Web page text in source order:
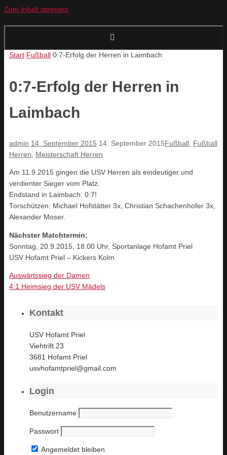
Zum Inhalt springen
Start Fußball 0:7-Erfolg der Herren in Laimbach
0:7-Erfolg der Herren in
Laimbach
admin 14. September 2015 14. September 2015 Fußball
Fußball
Herren
Meisterschaft Herren
Am 11.9.2015 gingen die USV Herren als eindeutiger und
verdienter Sieger vom Platz.
Endstand in Laimbach: 0:7!
Torschützen: Michael Hofstätter 3x, Christian Schachenhofer 3x,
Alexander Moser.
Nächster Matchtermin:
Sonntag, 20.9.2015, 18.00 Uhr, Sportanlage Hofamt Priel
USV Hofamt Priel – Kickers Kolm
Auswärtssieg der Damen
4:1 Heimsieg der USV Mädels
Kontakt
USV Hofamt Priel
Viehtrift 23
3681 Hofamt Priel
usvhofamtpriel@gmail.com
Login
Benutzername
Passwort
Angemeldet bleiben